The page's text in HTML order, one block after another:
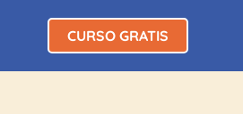
CURSO GRATIS